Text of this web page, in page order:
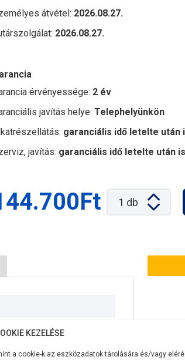
átvétel: 2026.08.27.
2026.08.27.
érvényessége: 2 év
javítás helye: Telephelyünkön
garanciális idő letelte után
javítás: garanciális idő letelte után is
1 db
KEZELÉSE
a cookie-k az eszközadatok tárolására és/vagy